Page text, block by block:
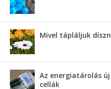
Mivel tápláljuk
Az energiatárolás
cellák